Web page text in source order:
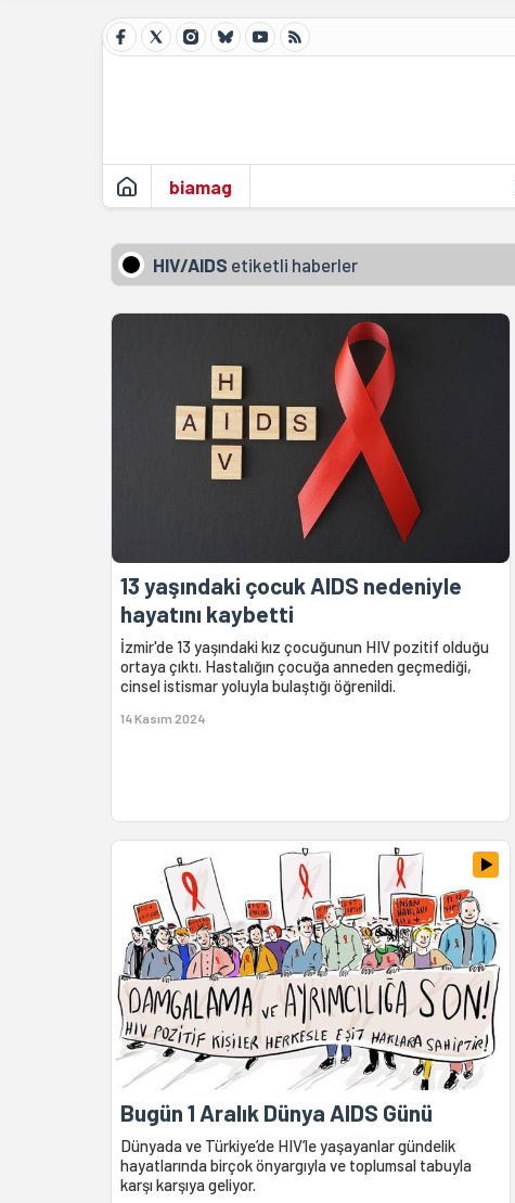
biamag
HIV/AIDS etiketli haberler
13 yaşındaki çocuk AIDS nedeniyle
hayatını kaybetti
İzmir'de 13 yaşındaki kız çocuğunun HIV pozitif olduğu
ortaya çıktı. Hastalığın çocuğa anneden geçmediği,
cinsel istismar yoluyla bulaştığı öğrenildi.
14 Kasım 2024
Bugün 1 Aralık Dünya AIDS Günü
Dünyada ve Türkiye’de HIV’le yaşayanlar gündelik
hayatlarında birçok önyargıyla ve toplumsal tabuyla
karşı karşıya geliyor.